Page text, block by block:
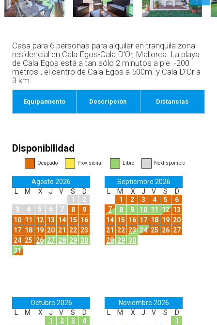
Casa para 6 personas para alquilar en tranquila zona
residencial en Cala Egos-Cala D'Or, Mallorca. La playa
de Cala Egos está a tan sólo 2 minutos a pie -200
metros-, el centro de Cala Egos a 500m. y Cala D'Or a
3 km.
Equipamiento Descripción Distancias
Disponibilidad
Ocupado Provisional Libre No disponible
Agosto 2026
L
M X J V S
D
1
2
3
4 5 6 7 8
9
10 11 12 13 14 15 16
17 18 19 20 21 22 23
24 25 26 27 28 29 30
31
Septiembre 2026
L
M X J V S
D
1
2 3 4 5
6
7
8 9 10 11 12 13
14 15 16 17 18 19 20
21
22 23 24 25 26 27
28 29 30
Octubre 2026
L
M X J V S
D
1
2 3
4
Noviembre 2026
L
M X J V S
D
1